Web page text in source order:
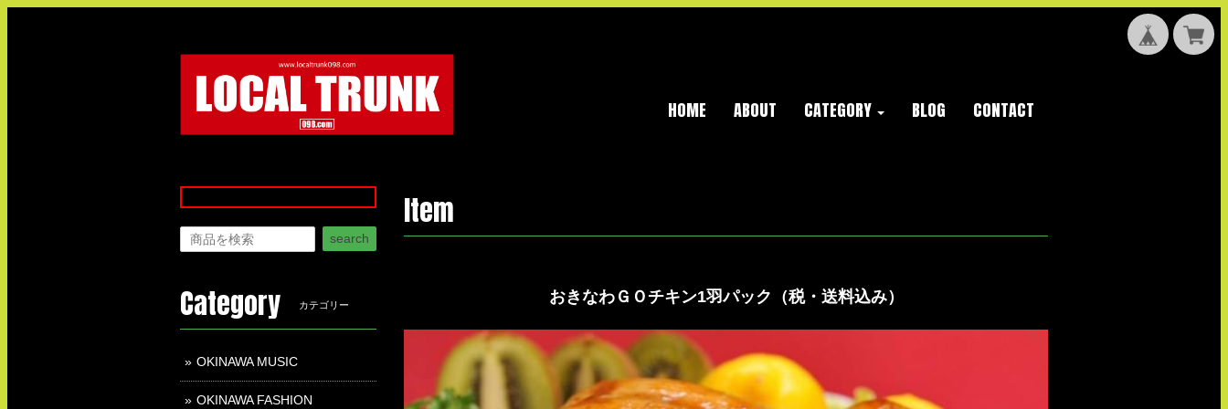
HOME ABOUT CATEGORY BLOG CONTACT
Item
おきなわＧＯチキン1羽パック（税・送料込み）
search
Category カテゴリー
OKINAWA MUSIC
OKINAWA FASHION